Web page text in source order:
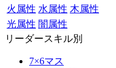
火属性 水属性 木属性
光属性 闇属性
リーダースキル別
7×6マス